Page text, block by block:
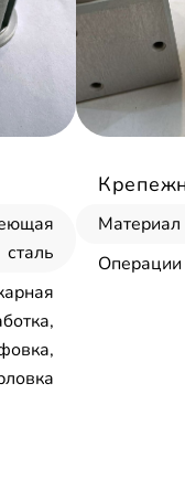
сталь
Материал
Операции